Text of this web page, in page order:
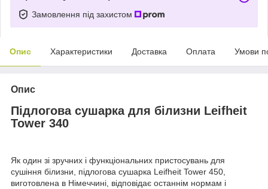
Замовлення під захистом
Опис Характеристики Доставка Оплата Умови
Опис
Підлогова сушарка для білизни Leifheit
Tower 340
Як один зі зручних і функціональних пристосувань для
сушіння білизни, підлогова сушарка Leifheit Tower 450,
виготовлена в Німеччині, відповідає останнім нормам і